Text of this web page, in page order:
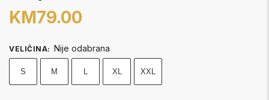
KM79.00
VELIČINA: Nije odabrana
S M L XL XXL